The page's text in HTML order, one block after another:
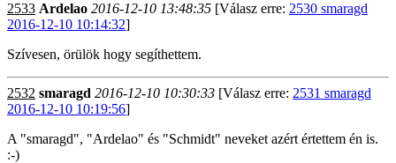
2533 Ardelao 2016-12-10 13:48:35 [Válasz erre: 2530 smaragd
2016-12-10 10:14:32]
Szívesen, örülök hogy segíthettem.
2532 smaragd 2016-12-10 10:30:33 [Válasz erre: 2531 smaragd
2016-12-10 10:19:56]
A "smaragd", "Ardelao" és "Schmidt" neveket azért értettem én is.
:-)